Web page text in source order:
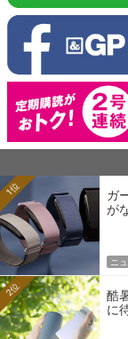
ガ
が
1位
ニ
酷
に
2位